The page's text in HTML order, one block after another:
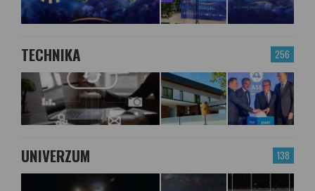
256
TECHNIKA
138
UNIVERZUM